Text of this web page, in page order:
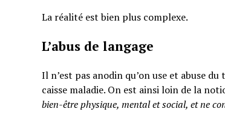
La réalité est bien plus complexe.
L’abus de langage
Il n’est pas anodin qu’on use et abuse
caisse maladie. On est ainsi loin de la
bien-être physique, mental et social, et ne